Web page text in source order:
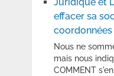
Juridique et
effacer sa
Nous ne
mais nous
COMMENT